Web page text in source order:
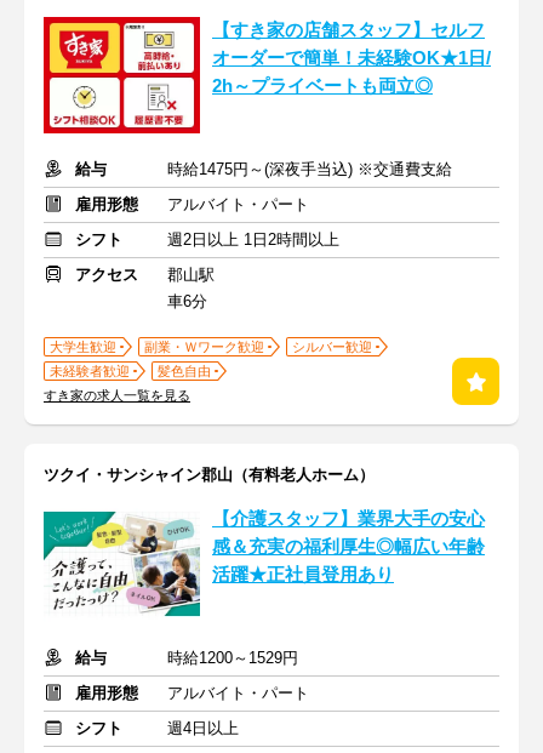
【すき家の店舗スタッフ】セルフ
オーダーで簡単！未経験OK★1日/
2h～プライベートも両立◎
給与
時給1475円～(深夜手当込) ※交通費支給
雇用形態
アルバイト・パート
シフト
週2日以上 1日2時間以上
アクセス
郡山駅
車6分
大学生歓迎 副業・Ｗワーク歓迎
シルバー歓迎
未経験者歓迎
髪色自由
すき家の求人一覧を見る
ツクイ・サンシャイン郡山（有料老人ホーム）
【介護スタッフ】業界大手の安心
感＆充実の福利厚生◎幅広い年齢
活躍★正社員登用あり
給与
時給1200～1529円
雇用形態
アルバイト・パート
シフト
週4日以上